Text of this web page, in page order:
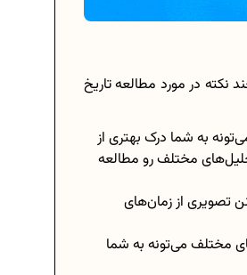
دانلود رایگان کتاب‌های دوازدهم...
حذفیات کنکور انسانی 1404
نکته در مورد مطالعه تاریخ
به شما درک بهتری از
مختلف رو مطالعه
تصویری از زمان‌های
مختلف می‌تونه به شما